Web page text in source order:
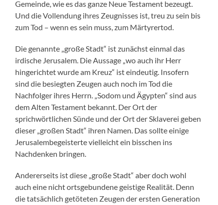
Gemeinde, wie es das ganze Neue Testament bezeugt.
Und die Vollendung ihres Zeugnisses ist, treu zu sein bis
zum Tod – wenn es sein muss, zum Märtyrertod.
Die genannte „große Stadt“ ist zunächst einmal das
irdische Jerusalem. Die Aussage „wo auch ihr Herr
hingerichtet wurde am Kreuz“ ist eindeutig. Insofern
sind die besiegten Zeugen auch noch im Tod die
Nachfolger ihres Herrn. „Sodom und Ägypten“ sind aus
dem Alten Testament bekannt. Der Ort der
sprichwörtlichen Sünde und der Ort der Sklaverei geben
dieser „großen Stadt“ ihren Namen. Das sollte einige
Jerusalembegeisterte vielleicht ein bisschen ins
Nachdenken bringen.
Andererseits ist diese „große Stadt“ aber doch wohl
auch eine nicht ortsgebundene geistige Realität. Denn
die tatsächlich getöteten Zeugen der ersten Generation